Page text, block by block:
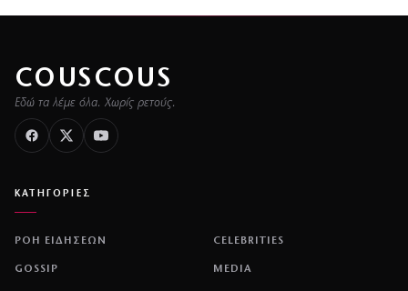
COUSCOUS
Εδώ τα λέμε όλα. Χωρίς ρετούς.
ΚΑΤΗΓΟΡΙΕΣ
ΡΟΗ ΕΙΔΗΣΕΩΝ CELEBRITIES
GOSSIP MEDIA